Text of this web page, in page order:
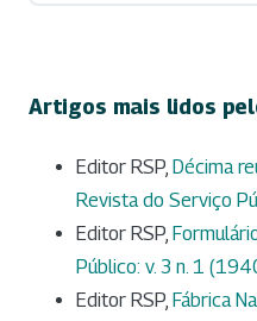
Artigos mais lidos
Editor RSP, Décima
Revista do Serviço
Editor RSP,
Público: v. 3 n. 1
Editor RSP, Fábrica